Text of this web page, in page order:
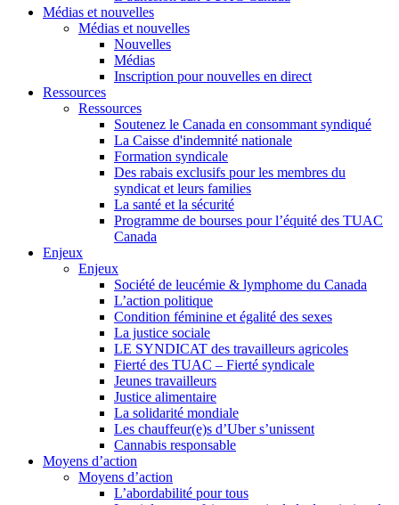
Médias et nouvelles
Médias et nouvelles
Nouvelles
Médias
Inscription pour nouvelles en direct
Ressources
Ressources
Soutenez le Canada en consommant syndiqué
La Caisse d'indemnité nationale
Formation syndicale
Des rabais exclusifs pour les membres du
syndicat et leurs families
La santé et la sécurité
Programme de bourses pour l’équité des TUAC
Canada
Enjeux
Enjeux
Société de leucémie & lymphome du Canada
L’action politique
Condition féminine et égalité des sexes
La justice sociale
LE SYNDICAT des travailleurs agricoles
Fierté des TUAC – Fierté syndicale
Jeunes travailleurs
Justice alimentaire
La solidarité mondiale
Les chauffeur(e)s d’Uber s’unissent
Cannabis responsable
Moyens d’action
Moyens d’action
L’abordabilité pour tous